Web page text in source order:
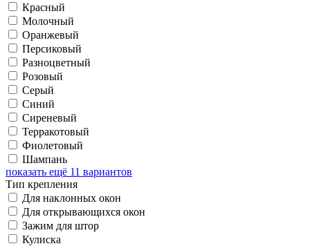
Красный
Молочный
Оранжевый
Персиковый
Разноцветный
Розовый
Серый
Синий
Сиреневый
Терракотовый
Фиолетовый
Шампань
показать ещё 11 вариантов
Тип крепления
Для наклонных окон
Для открывающихся окон
Зажим для штор
Кулиска